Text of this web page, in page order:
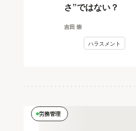
さ”ではない？
吉田 崇
ハラスメント
労務管理